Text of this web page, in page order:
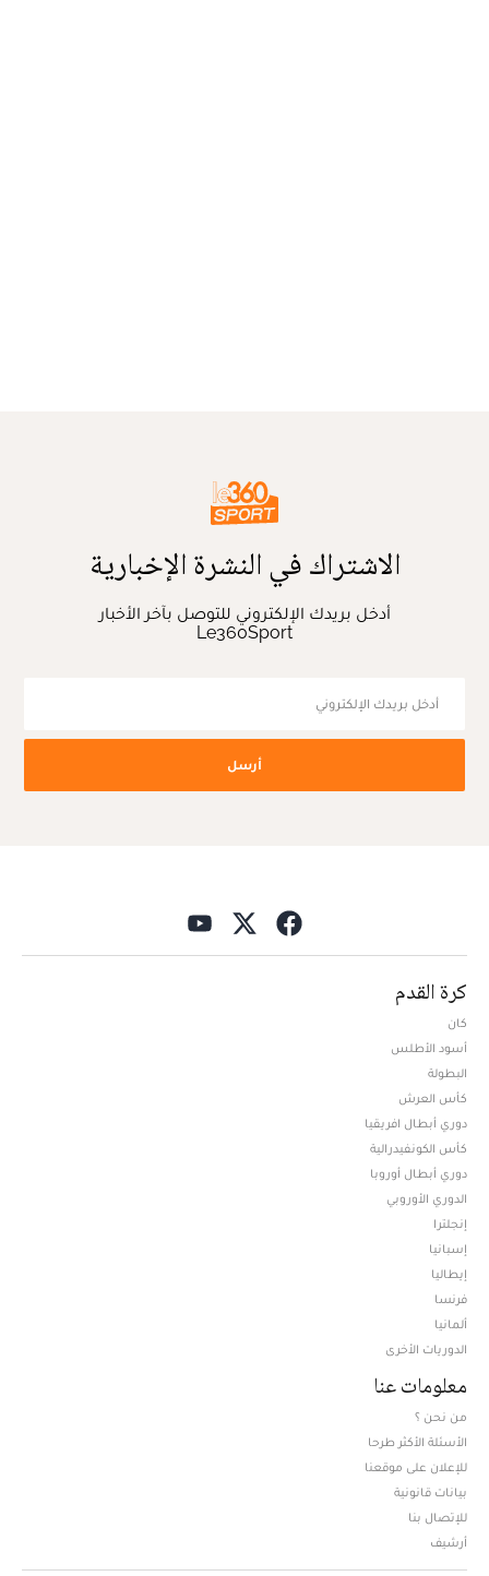
الاشتراك في النشرة الإخبارية
أدخل بريدك الإلكتروني للتوصل بآخر الأخبار
Le360Sport
أرسل
كرة القدم
كان
أسود الأطلس
البطولة
كأس العرش
دوري أبطال افريقيا
كأس الكونفيدرالية
دوري أبطال أوروبا
الدوري الأوروبي
إنجلترا
إسبانيا
إيطاليا
فرنسا
ألمانيا
الدوريات الأخرى
معلومات عنا
من نحن ؟
الأسئلة الأكثر طرحا
للإعلان على موقعنا
بيانات قانونية
للإتصال بنا
أرشيف